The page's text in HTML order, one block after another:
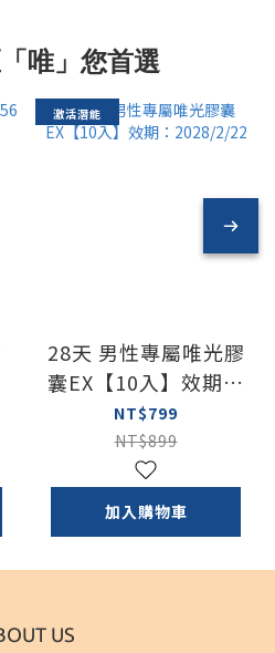
唯」您首選
激活潛能
28天 男性專屬唯光膠
囊EX【10入】效期：
2028/2/22
NT$799
NT$899
加入購物車
US